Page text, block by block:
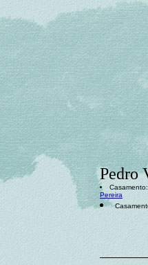
Pedro
Pereira